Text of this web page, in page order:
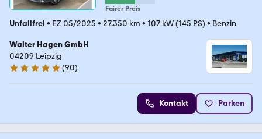
Fairer Preis
Unfallfrei • EZ 05/2025 • 27.350 km • 107 kW (145 PS) • Benzin
Walter Hagen GmbH
04209 Leipzig
4.8 Sterne
(90)
Kontakt Parken